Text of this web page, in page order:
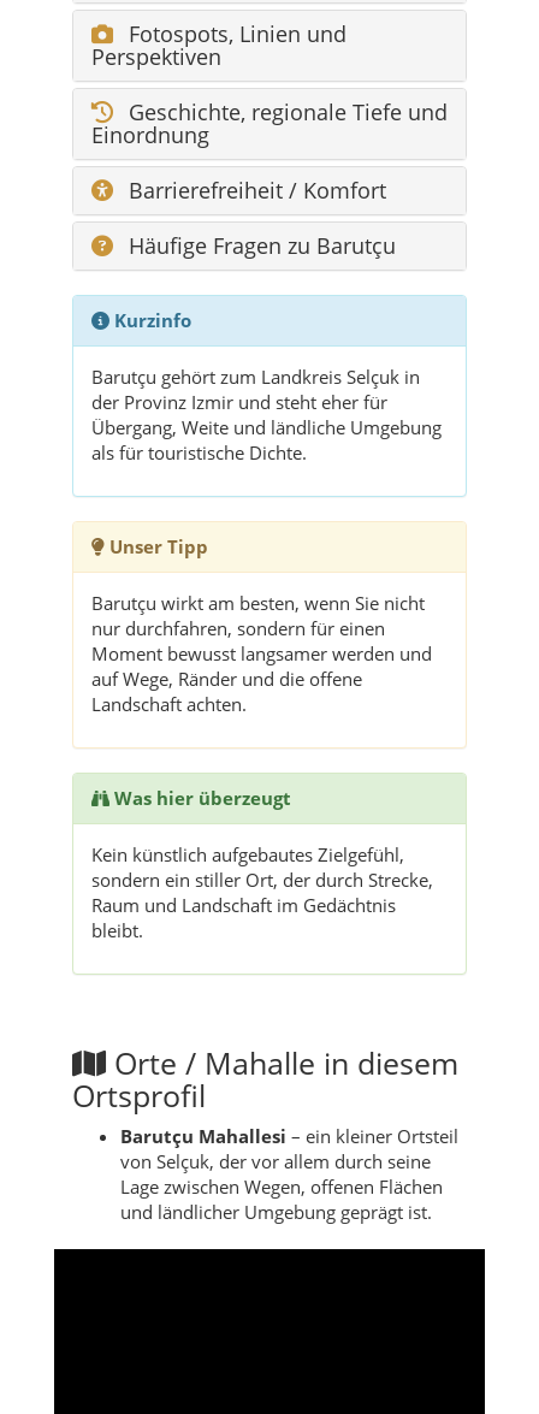
Fotospots, Linien und
Perspektiven
Geschichte, regionale Tiefe und
Einordnung
Barrierefreiheit / Komfort
Häufige Fragen zu Barutçu
Kurzinfo
Barutçu gehört zum Landkreis Selçuk in
der Provinz Izmir und steht eher für
Übergang, Weite und ländliche Umgebung
als für touristische Dichte.
Unser Tipp
Barutçu wirkt am besten, wenn Sie nicht
nur durchfahren, sondern für einen
Moment bewusst langsamer werden und
auf Wege, Ränder und die offene
Landschaft achten.
Was hier überzeugt
Kein künstlich aufgebautes Zielgefühl,
sondern ein stiller Ort, der durch Strecke,
Raum und Landschaft im Gedächtnis
bleibt.
Orte / Mahalle in diesem
Ortsprofil
Barutçu Mahallesi – ein kleiner Ortsteil
von Selçuk, der vor allem durch seine
Lage zwischen Wegen, offenen Flächen
und ländlicher Umgebung geprägt ist.